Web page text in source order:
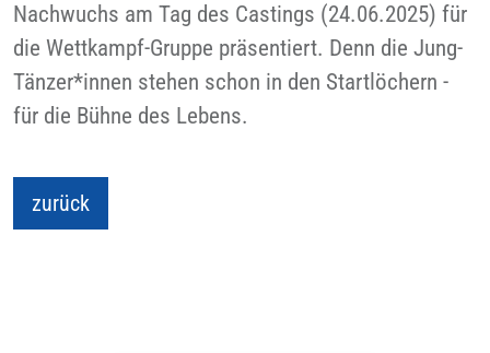
Nachwuchs am Tag des Castings (24.06.2025) für
die Wettkampf-Gruppe präsentiert. Denn die Jung-
Tänzer*innen stehen schon in den Startlöchern -
für die Bühne des Lebens.
zurück